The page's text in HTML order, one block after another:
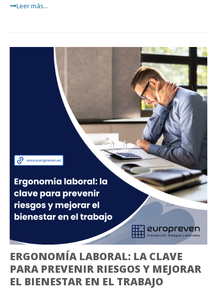
Leer más...
ERGONOMÍA LABORAL: LA CLAVE
PARA PREVENIR RIESGOS Y MEJORAR
EL BIENESTAR EN EL TRABAJO